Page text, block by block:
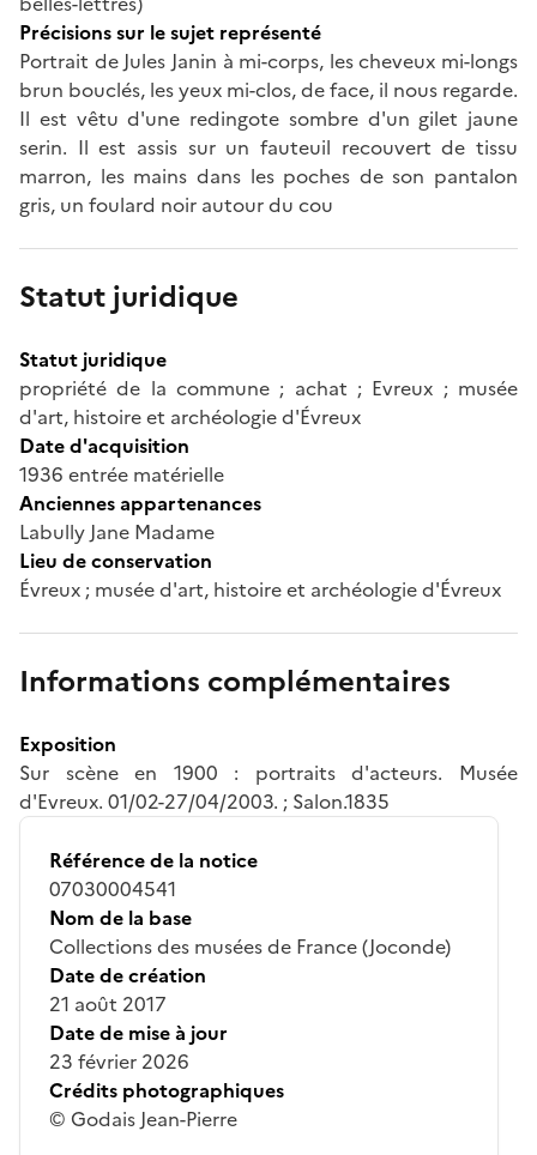
Précisions sur le sujet représenté
Portrait de Jules Janin à mi-corps, les cheveux mi-longs
brun bouclés, les yeux mi-clos, de face, il nous regarde.
Il est vêtu d'une redingote sombre d'un gilet jaune
serin. Il est assis sur un fauteuil recouvert de tissu
marron, les mains dans les poches de son pantalon
gris, un foulard noir autour du cou
Statut juridique
Statut juridique
propriété de la commune ; achat ; Evreux ; musée
d'art, histoire et archéologie d'Évreux
Date d'acquisition
1936 entrée matérielle
Anciennes appartenances
Labully Jane Madame
Lieu de conservation
Évreux ; musée d'art, histoire et archéologie d'Évreux
Informations complémentaires
Exposition
Sur scène en 1900 : portraits d'acteurs. Musée
d'Evreux. 01/02-27/04/2003. ; Salon.1835
Référence de la notice
07030004541
Nom de la base
Collections des musées de France (Joconde)
Date de création
21 août 2017
Date de mise à jour
23 février 2026
Crédits photographiques
© Godais Jean-Pierre